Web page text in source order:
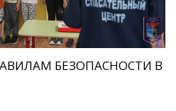
БЕЗОПАСНОСТИ В